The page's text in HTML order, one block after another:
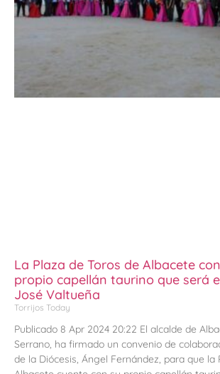
La Plaza de Toros de Albacete
propio capellán taurino que será
José Valtueña
Torrijos Today
Publicado 8 Apr 2024 20:22 El alcalde de
Serrano, ha firmado un convenio de
de la Diócesis, Ángel Fernández, para que la